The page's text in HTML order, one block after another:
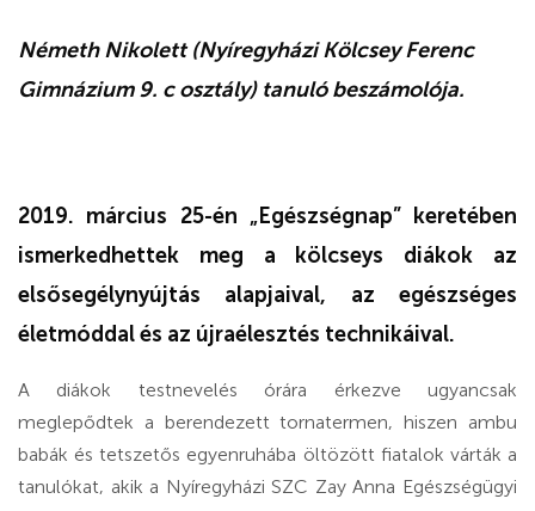
Németh Nikolett (Nyíregyházi Kölcsey Ferenc
Gimnázium 9. c osztály) tanuló beszámolója.
2019. március 25-én „Egészségnap” keretében
ismerkedhettek meg a kölcseys diákok az
elsősegélynyújtás alapjaival, az egészséges
életmóddal és az újraélesztés technikáival.
A diákok testnevelés órára érkezve ugyancsak
meglepődtek a berendezett tornatermen, hiszen ambu
babák és tetszetős egyenruhába öltözött fiatalok várták a
tanulókat, akik a Nyíregyházi SZC Zay Anna Egészségügyi